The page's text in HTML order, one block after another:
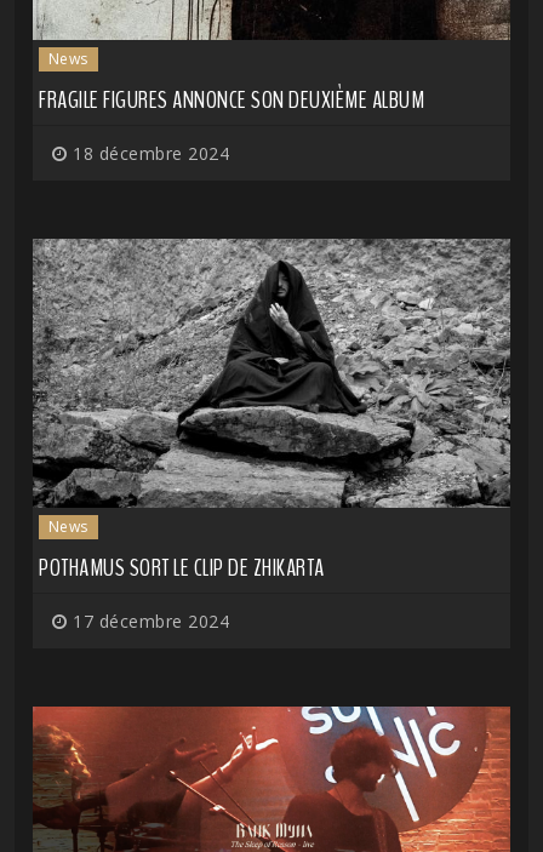
News
FRAGILE FIGURES ANNONCE SON DEUXIÈME ALBUM
18 décembre 2024
News
POTHAMUS SORT LE CLIP DE ZHIKARTA
17 décembre 2024